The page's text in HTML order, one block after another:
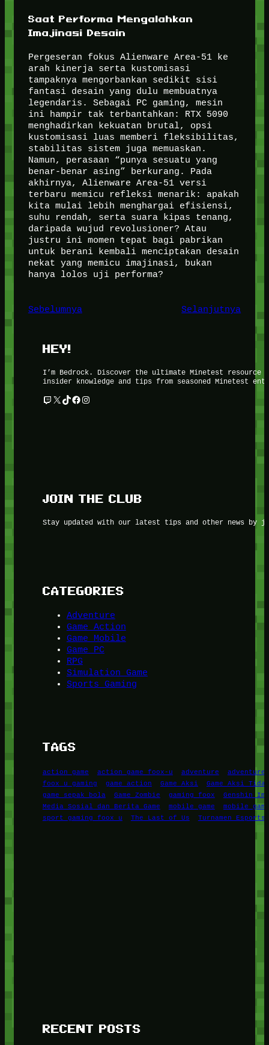
Saat Performa Mengalahkan
Imajinasi Desain
Pergeseran fokus Alienware Area-51 ke
arah kinerja serta kustomisasi
tampaknya mengorbankan sedikit sisi
fantasi desain yang dulu membuatnya
legendaris. Sebagai PC gaming, mesin
ini hampir tak terbantahkan: RTX 5090
menghadirkan kekuatan brutal, opsi
kustomisasi luas memberi fleksibilitas,
stabilitas sistem juga memuaskan.
Namun, perasaan “punya sesuatu yang
benar-benar asing” berkurang. Pada
akhirnya, Alienware Area-51 versi
terbaru memicu refleksi menarik: apakah
kita mulai lebih menghargai efisiensi,
suhu rendah, serta suara kipas tenang,
daripada wujud revolusioner? Atau
justru ini momen tepat bagi pabrikan
untuk berani kembali menciptakan desain
nekat yang memicu imajinasi, bukan
hanya lolos uji performa?
Sebelumnya Selanjutnya
HEY!
I’m Bedrock. Discover the ultimate Minetest
insider knowledge and tips from seasoned Minetest
Twitch X TikTok Facebook Instagram
JOIN THE CLUB
Stay updated with our latest tips and other news by
CATEGORIES
Adventure
Game Action
Game Mobile
Game PC
RPG
Simulation Game
Sports Gaming
TAGS
action game action game foox-u adventure
adventure
foox u gaming
game action Game Aksi
Game Aksi Tidak
game sepak bola
Game Zombie gaming foox
Genshin
Media Sosial dan Berita Game
mobile game
mobile
sport gaming foox u
The Last of Us Turnamen Esports
RECENT POSTS